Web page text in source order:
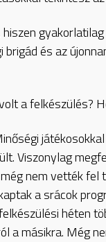
és az
a felkészülés?
Viszonylag
nem vették
a srácok
héten
a másikra. Még